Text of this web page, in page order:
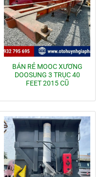
BÁN RẺ MOOC XƯƠNG
DOOSUNG 3 TRỤC 40
FEET 2015 CŨ